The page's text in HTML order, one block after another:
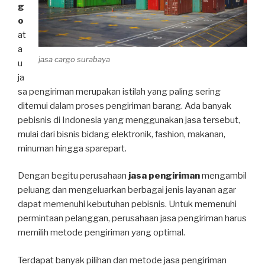
jasa cargo surabaya
g
o
at
a
u
ja
sa pengiriman merupakan istilah yang paling sering
ditemui dalam proses pengiriman barang. Ada banyak
pebisnis di Indonesia yang menggunakan jasa tersebut,
mulai dari bisnis bidang elektronik, fashion, makanan,
minuman hingga sparepart.
Dengan begitu perusahaan jasa pengirimanmengambil
peluang dan mengeluarkan berbagai jenis layanan agar
dapat memenuhi kebutuhan pebisnis. Untuk memenuhi
permintaan pelanggan, perusahaan jasa pengiriman harus
memilih metode pengiriman yang optimal.
Terdapat banyak pilihan dan metode jasa pengiriman